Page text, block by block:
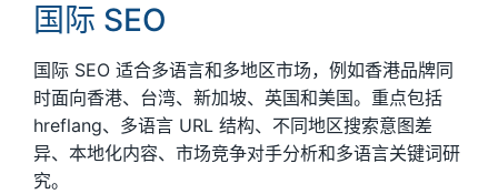
国际 SEO
国际 SEO 适合多语言和多地区市场，例如香港品牌同
时面向香港、台湾、新加坡、英国和美国。重点包括
hreflang、多语言 URL 结构、不同地区搜索意图差
异、本地化内容、市场竞争对手分析和多语言关键词研
究。